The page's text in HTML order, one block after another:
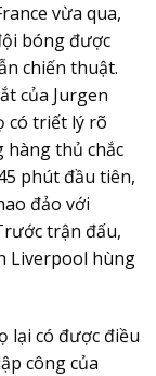
vừa qua,
bóng được
chiến thuật.
của Jurgen
có triết lý rõ
hàng thủ chắc
phút đầu tiên,
đảo với
trận đấu,
Liverpool hùng
lại có được điều
công của